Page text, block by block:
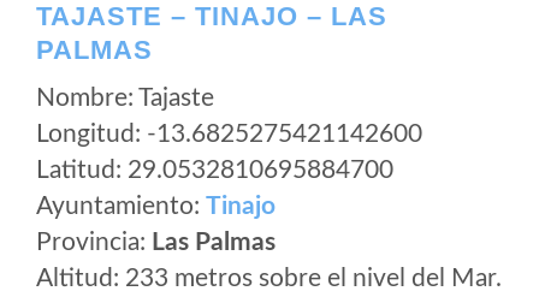
TAJASTE – TINAJO – LAS
PALMAS
Nombre: Tajaste
Longitud: -13.6825275421142600
Latitud: 29.0532810695884700
Ayuntamiento: Tinajo
Provincia: Las Palmas
Altitud: 233 metros sobre el nivel del Mar.